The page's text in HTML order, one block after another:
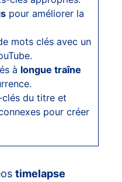
pour améliorer la
mots clés avec un
à longue traîne
clés du titre et
pour créer
timelapse